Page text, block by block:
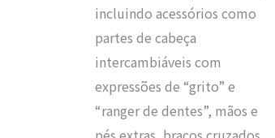
incluindo acessórios como
partes de cabeça
intercambiáveis com
expressões de “grito” e
“ranger de dentes”, mãos e